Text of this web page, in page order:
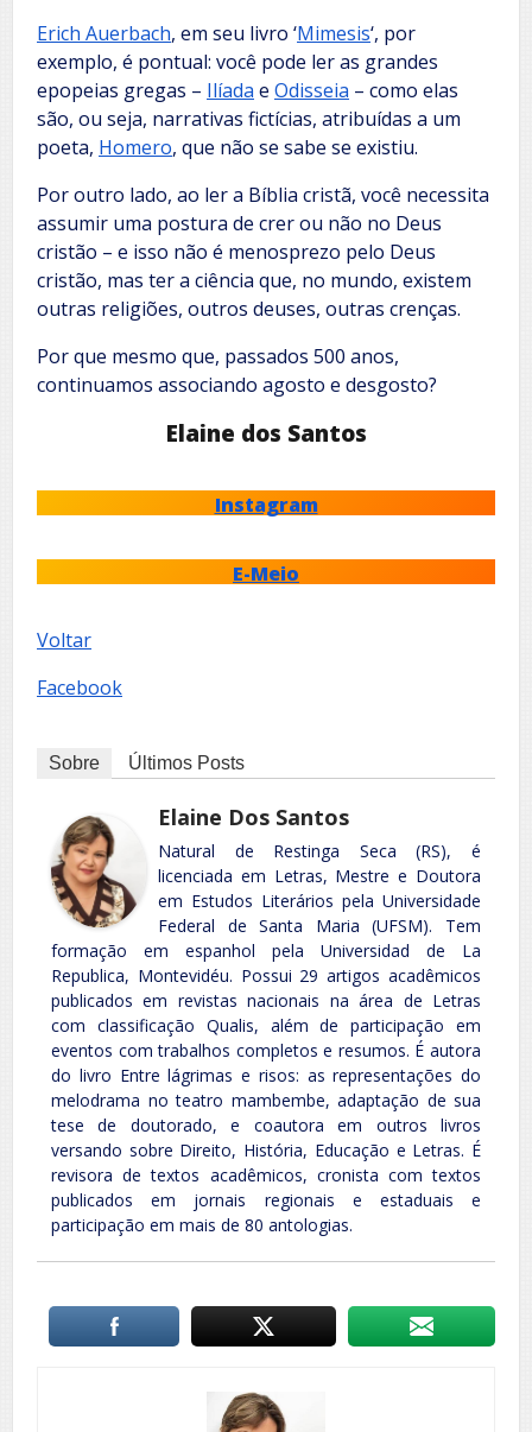
Erich Auerbach, em seu livro ‘Mimesis‘, por
exemplo, é pontual: você pode ler as grandes
epopeias gregas – Ilíada e Odisseia – como elas
são, ou seja, narrativas fictícias, atribuídas a um
poeta, Homero, que não se sabe se existiu.
Por outro lado, ao ler a Bíblia cristã, você necessita
assumir uma postura de crer ou não no Deus
cristão – e isso não é menosprezo pelo Deus
cristão, mas ter a ciência que, no mundo, existem
outras religiões, outros deuses, outras crenças.
Por que mesmo que, passados 500 anos,
continuamos associando agosto e desgosto?
Elaine dos Santos
Instagram
E-Meio
Voltar
Facebook
Sobre Últimos Posts
Elaine Dos Santos
Natural de Restinga Seca (RS), é
licenciada em Letras, Mestre e Doutora
em Estudos Literários pela Universidade
Federal de Santa Maria (UFSM). Tem
formação em espanhol pela Universidad de La
Republica, Montevidéu. Possui 29 artigos acadêmicos
publicados em revistas nacionais na área de Letras
com classificação Qualis, além de participação em
eventos com trabalhos completos e resumos. É autora
do livro Entre lágrimas e risos: as representações do
melodrama no teatro mambembe, adaptação de sua
tese de doutorado, e coautora em outros livros
versando sobre Direito, História, Educação e Letras. É
revisora de textos acadêmicos, cronista com textos
publicados em jornais regionais e estaduais e
participação em mais de 80 antologias.